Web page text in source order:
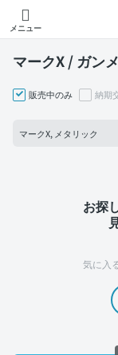
メニュー
マークX / ガン
販売中のみ 納期
マークX, メタリック
お探
気に入